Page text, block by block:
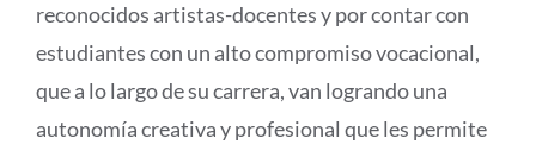
reconocidos artistas-docentes y por contar con
estudiantes con un alto compromiso vocacional,
que a lo largo de su carrera, van logrando una
autonomía creativa y profesional que les permite